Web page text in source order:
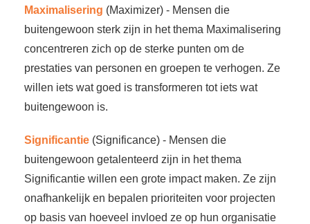
Maximalisering (Maximizer) - Mensen die
buitengewoon sterk zijn in het thema Maximalisering
concentreren zich op de sterke punten om de
prestaties van personen en groepen te verhogen. Ze
willen iets wat goed is transformeren tot iets wat
buitengewoon is.
Significantie (Significance) - Mensen die
buitengewoon getalenteerd zijn in het thema
Significantie willen een grote impact maken. Ze zijn
onafhankelijk en bepalen prioriteiten voor projecten
op basis van hoeveel invloed ze op hun organisatie